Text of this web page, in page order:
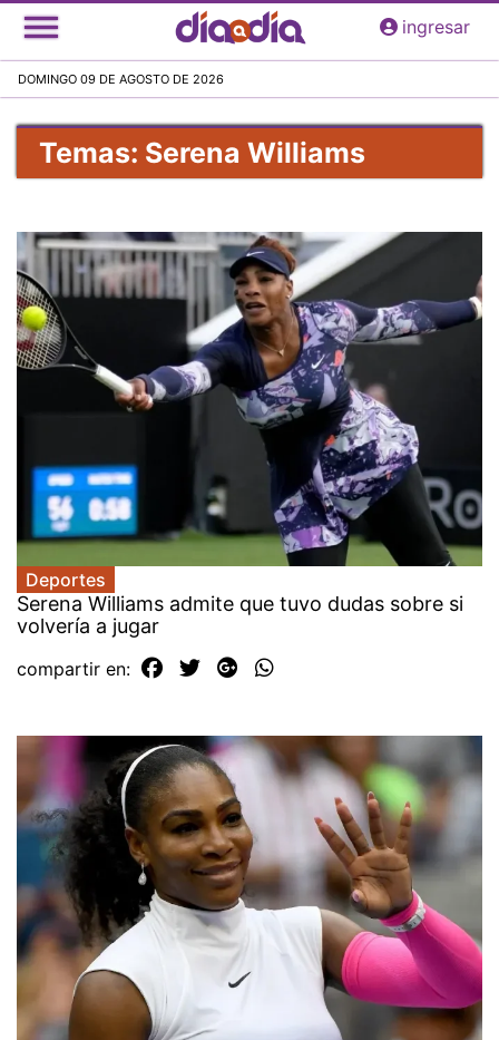
Pasar
al
principal
ingresar
DOMINGO 09 DE AGOSTO DE 2026
Temas: Serena Williams
Deportes
Serena Williams admite que tuvo dudas sobre si
volvería a jugar
compartir en: